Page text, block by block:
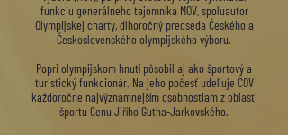
funkciu generálneho tajomníka MOV, spoluautor
Olympijskej charty, dlhoročný predseda Českého a
Československého olympijského výboru.
Popri olympijskom hnutí pôsobil aj ako športový a
turistický funkcionár. Na jeho počesť udeľuje ČOV
každoročne najvýznamnejším osobnostiam z oblasti
športu Cenu Jiřího Gutha-Jarkovského.